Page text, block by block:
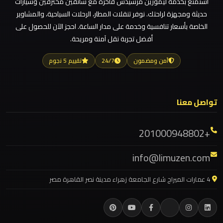
ليموزين مطار العلمين
ليموزين مطار العالمين
ليموزين مطار العاصمة الادارية
ليموزين مطار اكتوبر
ليموزين مرسيدس ايجار بالسائق فى مصر
ليموزين مرسي مطروح
ليموزين مرسي علم
ليموزين مدينتي
ليموزين مايو
والمناسبات
ليموزين
فيصل
طنطا
ليموزين
طابا
حديثة ومجهزة لراحتك. نوفر تنقلات المطار، الرحلات السياحية، والمشاوير
الخاصة بأسعار تنافسية وخدمة على مدار الساعة. احجز الآن للحصول على
أفضل تجربة نقل آمنة ومريحة.
آمن ومضمون 24/7 تقييم 5 نجوم
تواصل معنا
+201000948802
info@limuzen.com
4 عمارات الميراج شارع الجامعة زهراء مدينة نصر القاهرة مصر